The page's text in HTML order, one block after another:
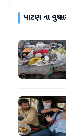
પાટણના વધુ